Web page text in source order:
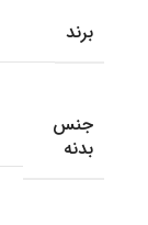
برند
جنس
بدنه